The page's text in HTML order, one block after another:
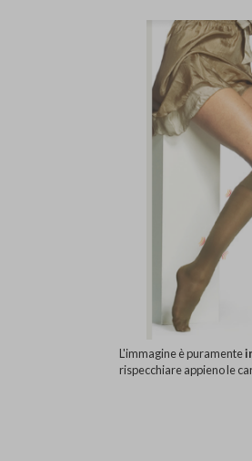
L'immagine è puramente
rispecchiare appieno le